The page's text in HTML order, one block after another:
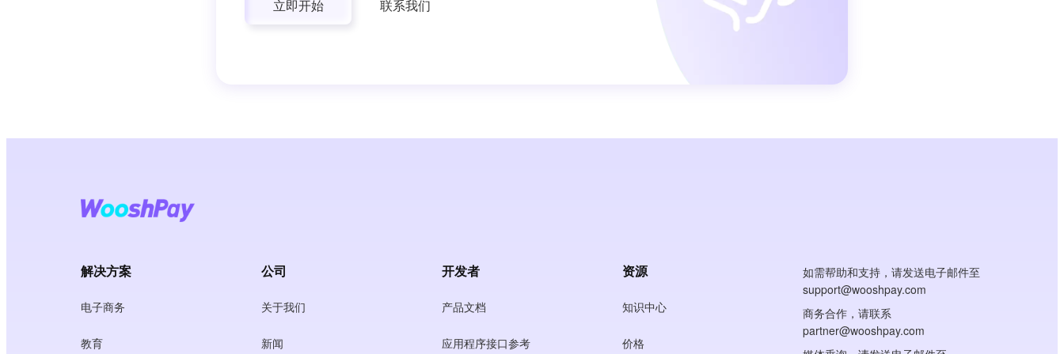
立即开始 联系我们
解决方案
电子商务
教育
公司
关于我们
新闻
开发者
产品文档
应用程序接口参考
资源
知识中心
价格
如需帮助和支持，请发送电子邮件至
support@wooshpay.com
商务合作，请联系
partner@wooshpay.com